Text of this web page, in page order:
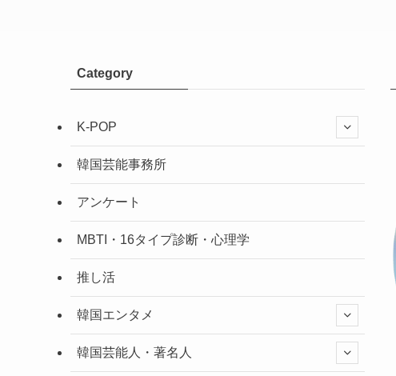
Category
K-POP
韓国芸能事務所
アンケート
MBTI・16タイプ診断・心理学
推し活
韓国エンタメ
韓国芸能人・著名人